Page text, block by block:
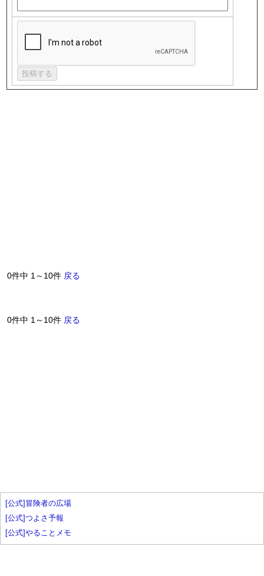
0件中 1～10件 戻る
0件中 1～10件 戻る
[公式]冒険者の広場
[公式]つよさ予報
[公式]やることメモ